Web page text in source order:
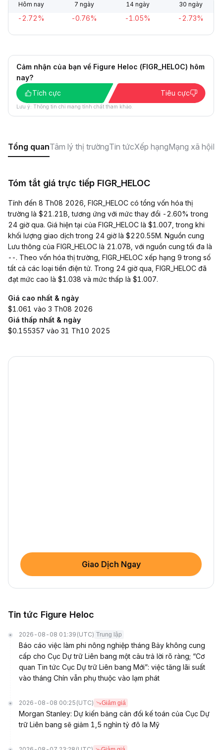
Hôm nay 7 ngày 14 ngày 30 ngày
-2.72% -0.76% -1.05% -2.73%
Cảm nhận của bạn về Figure Heloc (FIGR_HELOC) hôm
nay?
Tích cực
Tiêu cực
Lưu ý: Thông tin chỉ mang tính chất tham khảo.
Tổng quanTâm lý thị trườngTin tứcXếp hạngMạng xã hội
Tóm tắt giá trực tiếp FIGR_HELOC
Tính đến 8 Th08 2026, FIGR_HELOC có tổng vốn hóa thị
trường là $21.21B, tương ứng với mức thay đổi -2.60% trong
24 giờ qua. Giá hiện tại của FIGR_HELOC là $1.007, trong khi
khối lượng giao dịch trong 24 giờ là $220.55M. Nguồn cung
Lưu thông của FIGR_HELOC là 21.07B, với nguồn cung tối đa là
--. Theo vốn hóa thị trường, FIGR_HELOC xếp hạng 9 trong số
tất cả các loại tiền điện tử. Trong 24 giờ qua, FIGR_HELOC đã
đạt mức cao là $1.038 và mức thấp là $1.007.
Giá cao nhất & ngày
$1.061 vào 3 Th08 2026
Giá thấp nhất & ngày
$0.155357 vào 31 Th10 2025
Giao Dịch Ngay
Tin tức Figure Heloc
2026-08-08 01:39 (UTC) Trung lập
Báo cáo việc làm phi nông nghiệp tháng Bảy không cung
cấp cho Cục Dự trữ Liên bang một câu trả lời rõ ràng; “Cơ
quan Tin tức Cục Dự trữ Liên bang Mới”: việc tăng lãi suất
vào tháng Chín vẫn phụ thuộc vào lạm phát
2026-08-08 00:25 (UTC) Giảm giá
Morgan Stanley: Dự kiến bảng cân đối kế toán của Cục Dự
trữ Liên bang sẽ giảm 1,5 nghìn tỷ đô la Mỹ